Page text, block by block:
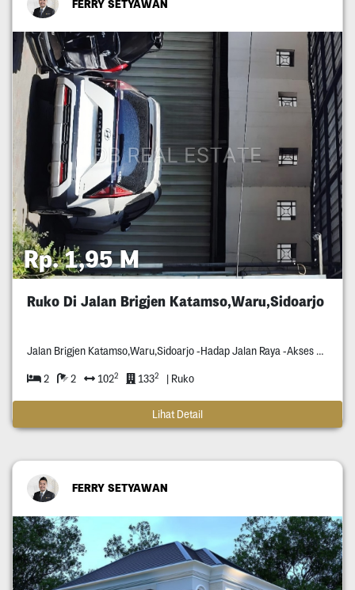
FERRY SETYAWAN
Rp. 1,95 M
Ruko Di Jalan Brigjen Katamso,Waru,Sidoarjo
Jalan Brigjen Katamso,Waru,Sidoarjo -Hadap Jalan Raya -Akses Bisa Dilewati Container -Disekitaran Situ Banyak Pabrik Pabrik -Dekat Exit Tol
2 2 1022 1332 | Ruko
Lihat Detail
FERRY SETYAWAN